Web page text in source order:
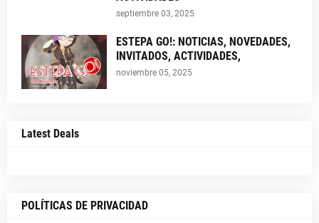
septiembre 03, 2025
ESTEPA GO!: NOTICIAS, NOVEDADES,
INVITADOS, ACTIVIDADES,
noviembre 05, 2025
Latest Deals
POLÍTICAS DE PRIVACIDAD